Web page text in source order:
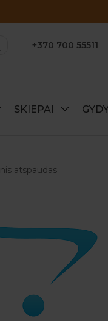
+370 700 55511
SKIEPAI
atspaudas